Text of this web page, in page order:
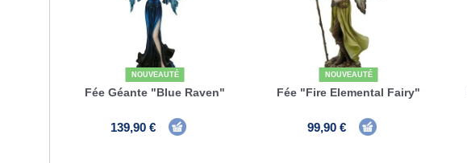
NOUVEAUTÉ
Fée Géante "Blue Raven"
139,90 €
NOUVEAUTÉ
Fée "Fire Elemental Fairy"
99,90 €